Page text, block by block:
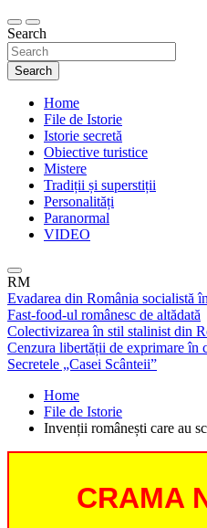
Search
Search
Home
File de Istorie
Istorie secretă
Obiective turistice
Mistere
Tradiții și superstiții
Personalități
Paranormal
VIDEO
RM
Evadarea din România socialistă
Fast-food-ul românesc de altădată
Colectivizarea în stil stalinist din
Cenzura libertății de exprimare în
Secretele „Casei Scânteii”
Home
File de Istorie
Invenții românești care au
CRAMA